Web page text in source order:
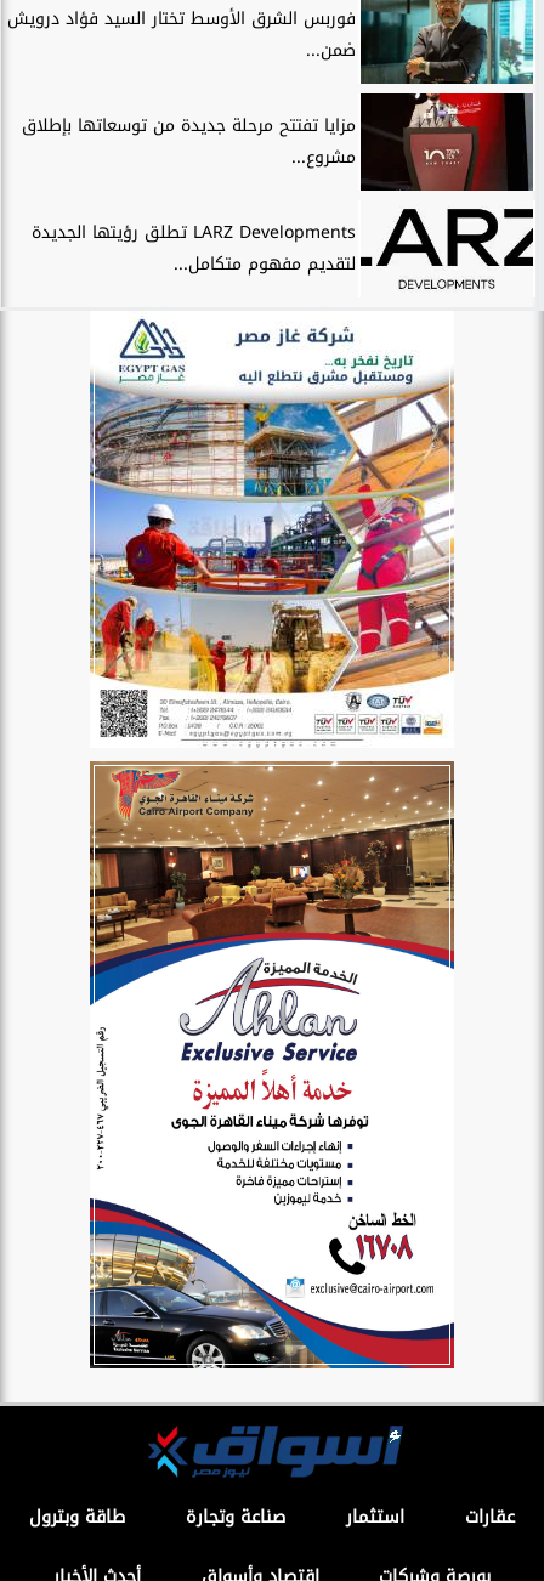
فوربس الشرق الأوسط تختار السيد فؤاد درويش
ضمن...
مزايا تفتتح مرحلة جديدة من توسعاتها بإطلاق
مشروع...
LARZ Developments تطلق رؤيتها الجديدة
لتقديم مفهوم متكامل...
عقارات استثمار صناعة وتجارة
طاقة وبترول